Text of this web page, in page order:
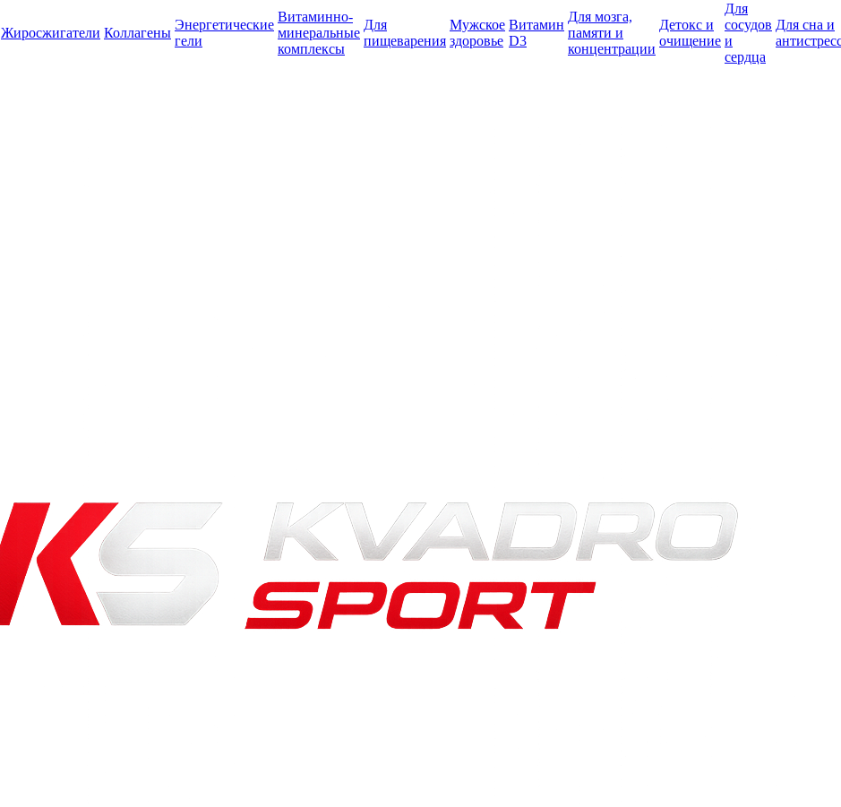
Жиросжигатели Коллагены
Энергетические
гели
Витаминно-
минеральные
комплексы
Для
пищеварения
Мужское
здоровье
Витамин
D3
Для мозга,
памяти и
концентрации
Детокс и
очищение
Для
сосудов
и
сердца
Для сна и